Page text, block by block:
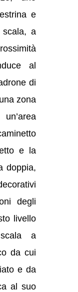
e
scala, a
al
di
zona
e la
doppia,
degli
livello
a
da cui
e da
al suo